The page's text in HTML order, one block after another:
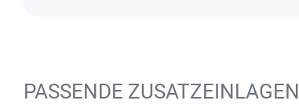
PASSENDE ZUSATZEINLAGEN